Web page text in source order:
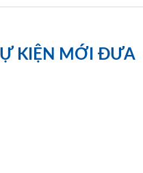
KIỆN MỚI ĐƯA